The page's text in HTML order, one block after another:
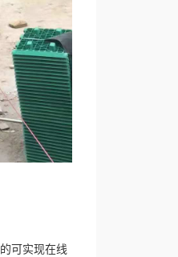
可实现在线